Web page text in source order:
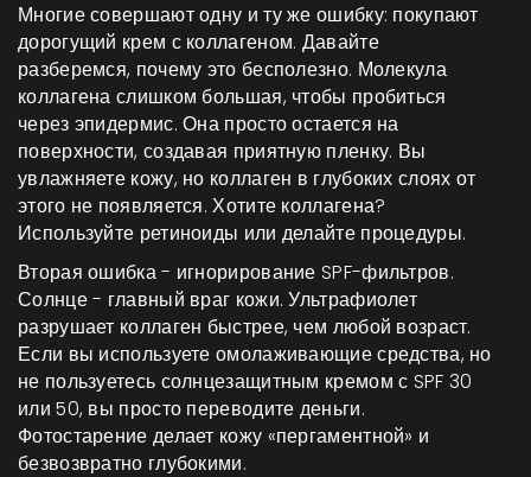
Многие совершают одну и ту же ошибку: покупают
дорогущий крем с коллагеном. Давайте
разберемся, почему это бесполезно. Молекула
коллагена слишком большая, чтобы пробиться
через эпидермис. Она просто остается на
поверхности, создавая приятную пленку. Вы
увлажняете кожу, но коллаген в глубоких слоях от
этого не появляется. Хотите коллагена?
Используйте ретиноиды или делайте процедуры.
Вторая ошибка - игнорирование SPF-фильтров.
Солнце - главный враг кожи. Ультрафиолет
разрушает коллаген быстрее, чем любой возраст.
Если вы используете омолаживающие средства, но
не пользуетесь солнцезащитным кремом с SPF 30
или 50, вы просто переводите деньги.
Фотостарение делает кожу «пергаментной» и
безвозвратно глубокими.